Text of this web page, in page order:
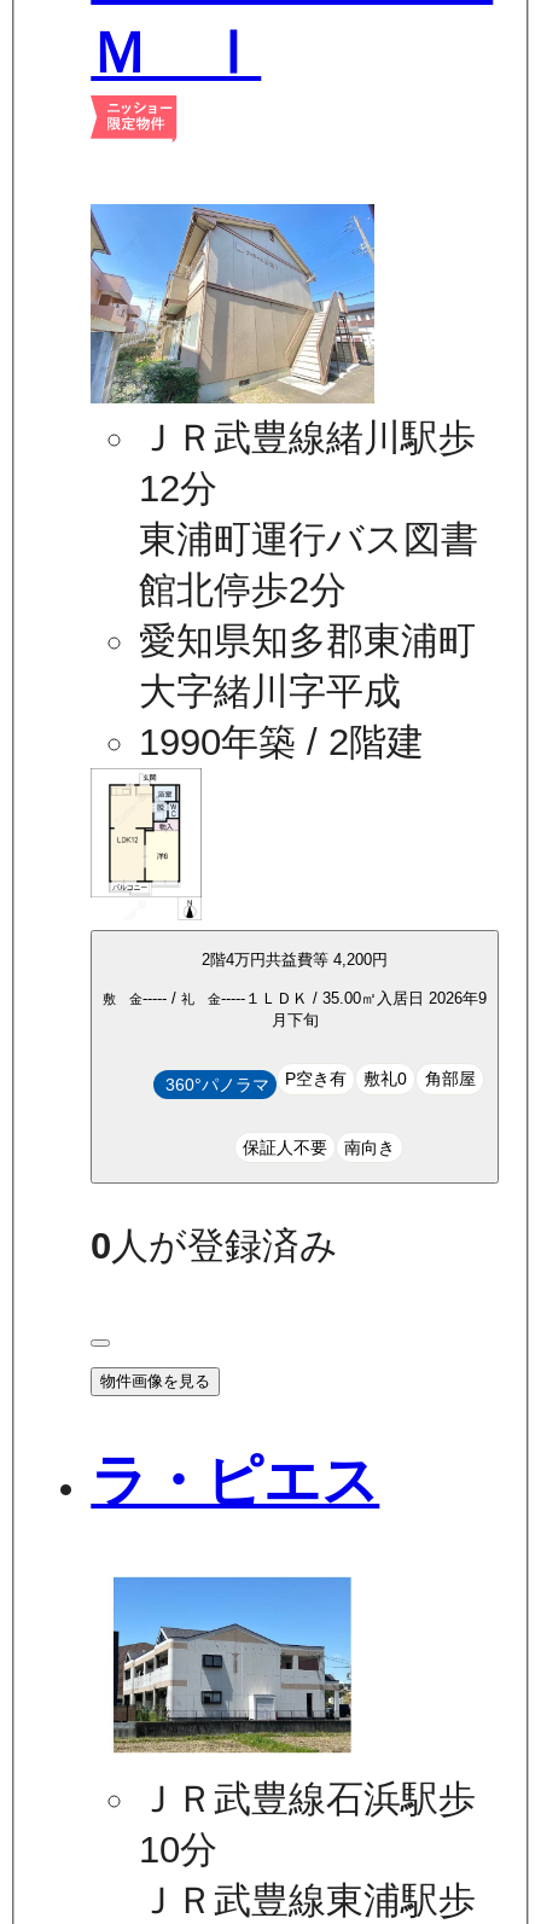
Ｍ Ⅰ
ＪＲ武豊線緒川駅歩
12分
東浦町運行バス図書
館北停歩2分
愛知県知多郡東浦町
大字緒川字平成
1990年築 / 2階建
2階4万円共益費等 4,200円
敷 金----- / 礼 金----- １ＬＤＫ / 35.00㎡ 入居日 2026年9
月下旬
360°パノラマ P空き有 敷礼0 角部屋
保証人不要 南向き
0 人が登録済み
物件画像を見る
ラ・ピエス
ＪＲ武豊線石浜駅歩
10分
ＪＲ武豊線東浦駅歩